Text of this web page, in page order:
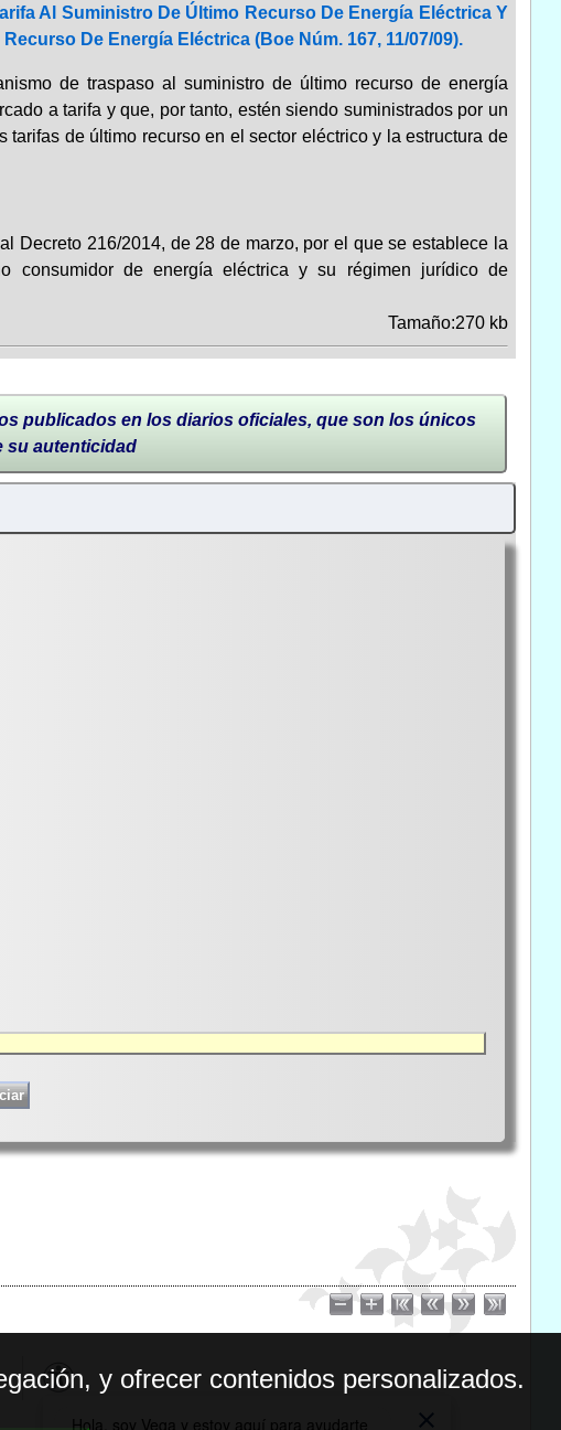
Al Suministro De Último Recurso De Energía Eléctrica Y
De Energía Eléctrica (Boe Núm. 167, 11/07/09).
de traspaso al suministro de último recurso de energía
a tarifa y que, por tanto, estén siendo suministrados por un
de último recurso en el sector eléctrico y la estructura de
Decreto 216/2014, de 28 de marzo, por el que se establece la
consumidor de energía eléctrica y su régimen jurídico de
Tamaño:270 kb
publicados en los diarios oficiales, que son los únicos
su autenticidad
y ofrecer contenidos personalizados.